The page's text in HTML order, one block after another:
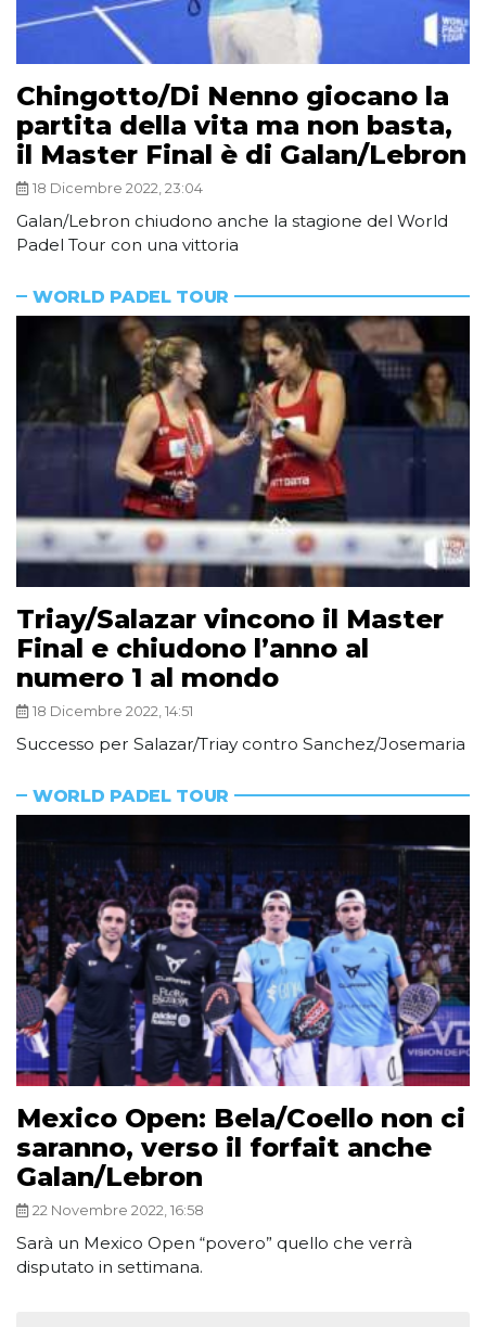
Chingotto/Di Nenno giocano la
partita della vita ma non basta,
il Master Final è di Galan/Lebron
18 Dicembre 2022, 23:04
Galan/Lebron chiudono anche la stagione del World
Padel Tour con una vittoria
WORLD PADEL TOUR
Triay/Salazar vincono il Master
Final e chiudono l’anno al
numero 1 al mondo
18 Dicembre 2022, 14:51
Successo per Salazar/Triay contro Sanchez/Josemaria
WORLD PADEL TOUR
Mexico Open: Bela/Coello non ci
saranno, verso il forfait anche
Galan/Lebron
22 Novembre 2022, 16:58
Sarà un Mexico Open “povero” quello che verrà
disputato in settimana.